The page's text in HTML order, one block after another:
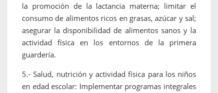
la promoción de la lactancia materna; limitar el
consumo de alimentos ricos en grasas, azúcar y sal;
asegurar la disponibilidad de alimentos sanos y la
actividad física en los entornos de la primera
guardería.
5.- Salud, nutrición y actividad física para los niños
en edad escolar: Implementar programas integrales